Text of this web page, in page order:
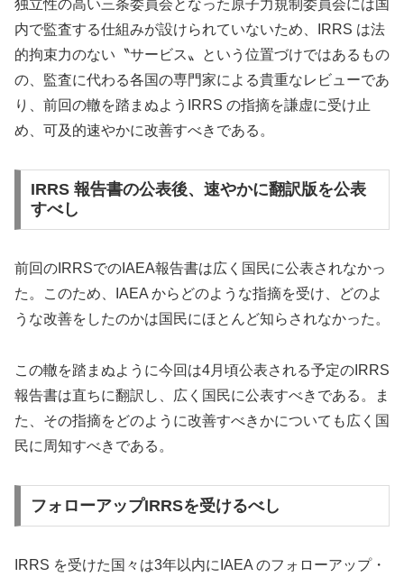
独立性の高い三条委員会となった原子力規制委員会には国
内で監査する仕組みが設けられていないため、IRRS は法
的拘束力のない〝サービス〟という位置づけではあるもの
の、監査に代わる各国の専門家による貴重なレビューであ
り、前回の轍を踏まぬようIRRS の指摘を謙虚に受け止
め、可及的速やかに改善すべきである。
IRRS 報告書の公表後、速やかに翻訳版を公表
すべし
前回のIRRSでのIAEA報告書は広く国民に公表されなかっ
た。このため、IAEA からどのような指摘を受け、どのよ
うな改善をしたのかは国民にほとんど知らされなかった。
この轍を踏まぬように今回は4月頃公表される予定のIRRS
報告書は直ちに翻訳し、広く国民に公表すべきである。ま
た、その指摘をどのように改善すべきかについても広く国
民に周知すべきである。
フォローアップIRRSを受けるべし
IRRS を受けた国々は3年以内にIAEA のフォローアップ・